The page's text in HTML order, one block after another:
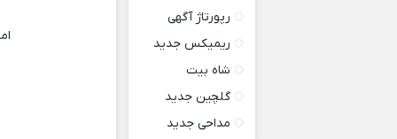
رپورتاژ آگهی
ریمیکس جدید
شاه بیت
گلچین جدید
مداحی جدید